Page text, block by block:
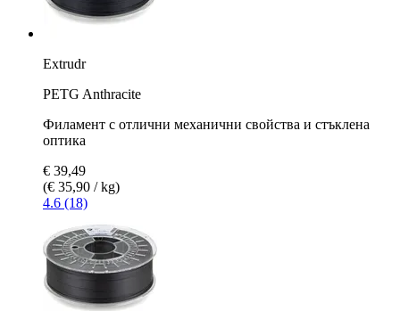
Extrudr
PETG Anthracite
Филамент с отлични механични свойства и стъклена
оптика
€ 39,49
(€ 35,90 / kg)
4.6 (18)